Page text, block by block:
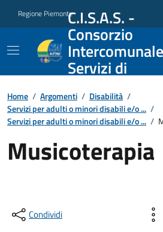
Regione PiemonteC.I.S.A.S. -
Consorzio
Servizi di
Home / Argomenti / Disabilità /
Servizi per adulti o minori disabili e/o ... /
Servizi per adulti o minori disabili e/o ... /
Musicoterapia
Condividi